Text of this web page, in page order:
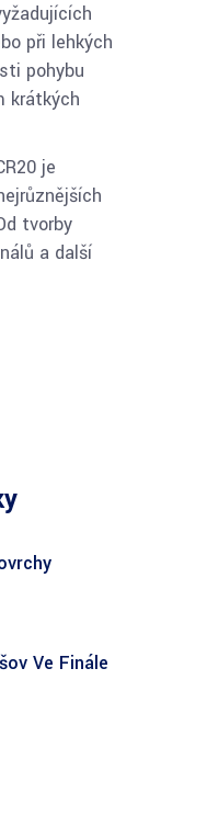
při lehkých
pohybu
krátkých
je
tvorby
a další
Ve Finále